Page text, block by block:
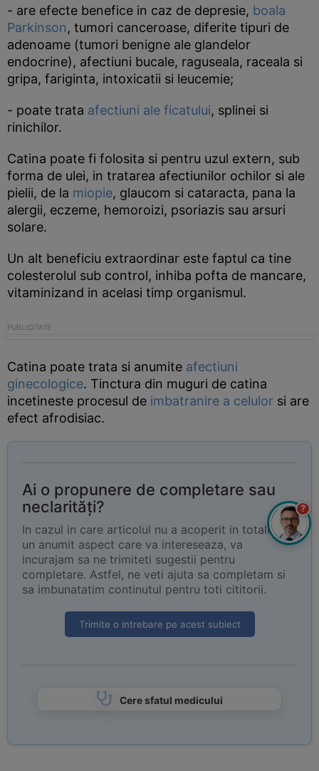
- are efecte benefice in caz de depresie, boala
Parkinson, tumori canceroase, diferite tipuri de
adenoame (tumori benigne ale glandelor
endocrine), afectiuni bucale, raguseala, raceala si
gripa, fariginta, intoxicatii si leucemie;
- poate trata afectiuni ale ficatului, splinei si
rinichilor.
Catina poate fi folosita si pentru uzul extern, sub
forma de ulei, in tratarea afectiunilor ochilor si ale
pielii, de la miopie, glaucom si cataracta, pana la
alergii, eczeme, hemoroizi, psoriazis sau arsuri
solare.
Un alt beneficiu extraordinar este faptul ca tine
colesterolul sub control, inhiba pofta de mancare,
vitaminizand in acelasi timp organismul.
Catina poate trata si anumite afectiuni
ginecologice. Tinctura din muguri de catina
incetineste procesul de imbatranire a celulor si are
efect afrodisiac.
Ai o propunere de completare sau
neclarități?
In cazul in care articolul nu a acoperit in totalitate
un anumit aspect care va intereseaza, va
incurajam sa ne trimiteti sugestii pentru
completare. Astfel, ne veti ajuta sa completam si
sa imbunatatim continutul pentru toti cititorii.
Trimite o intrebare pe acest subiect
Cere sfatul medicului
?